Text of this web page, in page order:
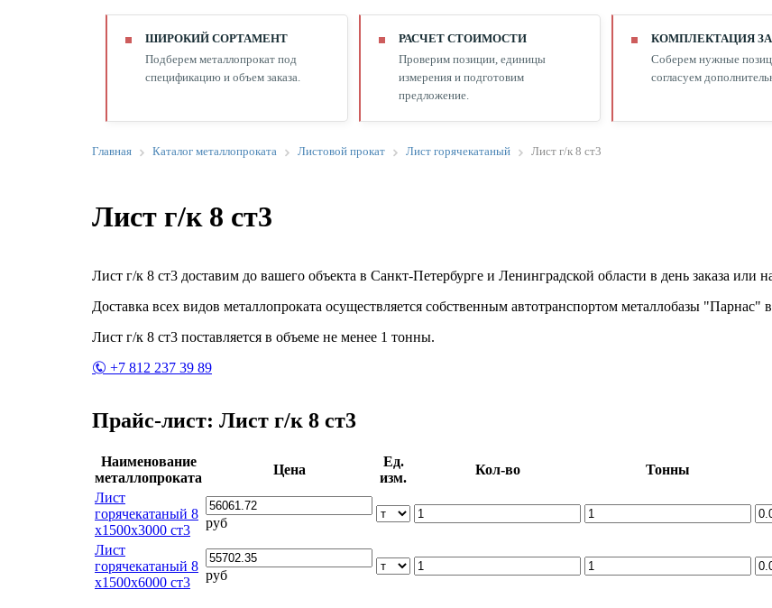
ШИРОКИЙ СОРТАМЕНТ
Подберем металлопрокат под
спецификацию и объем заказа.
РАСЧЕТ СТОИМОСТИ
Проверим позиции, единицы
измерения и подготовим
предложение.
КОМПЛЕКТАЦИЯ
Соберем нужные
согласуем
Главная Каталог металлопроката Листовой прокат Лист горячекатаный Лист г/к 8 ст3
Лист г/к 8 ст3
Лист г/к 8 ст3 доставим до вашего объекта в Санкт-Петербурге и Ленинградской области в день заказа или
Доставка всех видов металлопроката осуществляется собственным автотранспортом металлобазы "Парнас"
Лист г/к 8 ст3 поставляется в объеме не менее 1 тонны.
+7 812 237 39 89
Прайс-лист: Лист г/к 8 ст3
Наименование
металлопроката
Цена
Ед.
изм.
Кол-во Тонны
Лист
горячекатаный 8
х1500х3000 ст3
руб
Лист
горячекатаный 8
х1500х6000 ст3
руб